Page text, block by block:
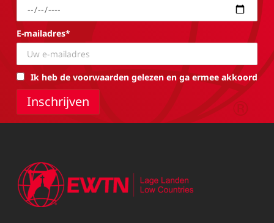
E-mailadres*
Ik heb de voorwaarden gelezen en ga ermee akkoord